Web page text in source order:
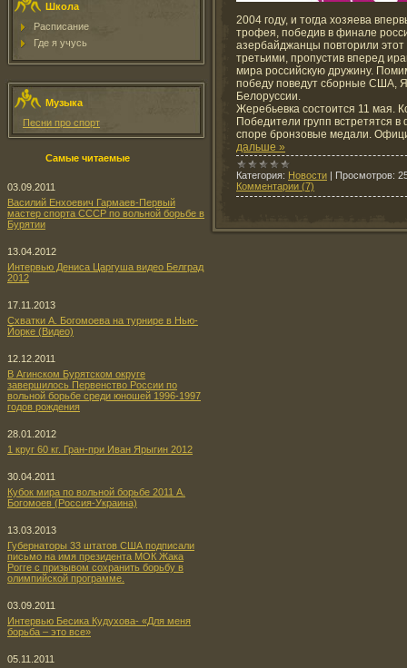
Школа
Расписание
Где я учусь
Музыка
Песни про спорт
Самые читаемые
03.09.2011
Василий Енхоевич Гармаев-Первый
мастер спорта СССР по вольной борьбе в
Бурятии
13.04.2012
Интервью Дениса Царгуша видео Белград
2012
17.11.2013
Схватки А. Богомоева на турнире в Нью-
Йорке (Видео)
12.12.2011
В Агинском Бурятском округе
завершилось Первенство России по
вольной борьбе среди юношей 1996-1997
годов рождения
28.01.2012
1 круг 60 кг. Гран-при Иван Ярыгин 2012
30.04.2011
Кубок мира по вольной борьбе 2011 А.
Богомоев (Россия-Украина)
13.03.2013
Губернаторы 33 штатов США подписали
письмо на имя президента МОК Жака
Рогге с призывом сохранить борьбу в
олимпийской программе.
03.09.2011
Интервью Бесика Кудухова- «Для меня
борьба – это все»
05.11.2011
2004 году, и тогда хозяева
трофея, победив в финале
азербайджанцы повторили
третьими, пропустив вперед
мира российскую дружину.
победу поведут сборные США,
Белоруссии.
Жеребьевка состоится 11 мая.
Победители групп встретятся
споре бронзовые медали.
дальше »
Категория: Новости | Просмотров:
Комментарии (7)